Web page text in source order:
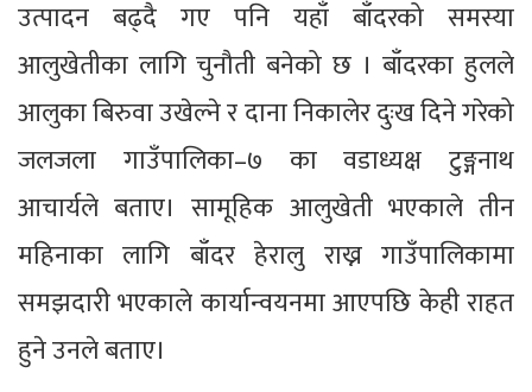
उत्पादन बढ्दै गए पनि यहाँ बाँदरको समस्या
आलुखेतीका लागि चुनौती बनेको छ । बाँदरका हुलले
आलुका बिरुवा उखेल्ने र दाना निकालेर दुःख दिने गरेको
जलजला गाउँपालिका–७ का वडाध्यक्ष टुङ्गनाथ
आचार्यले बताए। सामूहिक आलुखेती भएकाले तीन
महिनाका लागि बाँदर हेरालु राख्न गाउँपालिकामा
समझदारी भएकाले कार्यान्वयनमा आएपछि केही राहत
हुने उनले बताए।